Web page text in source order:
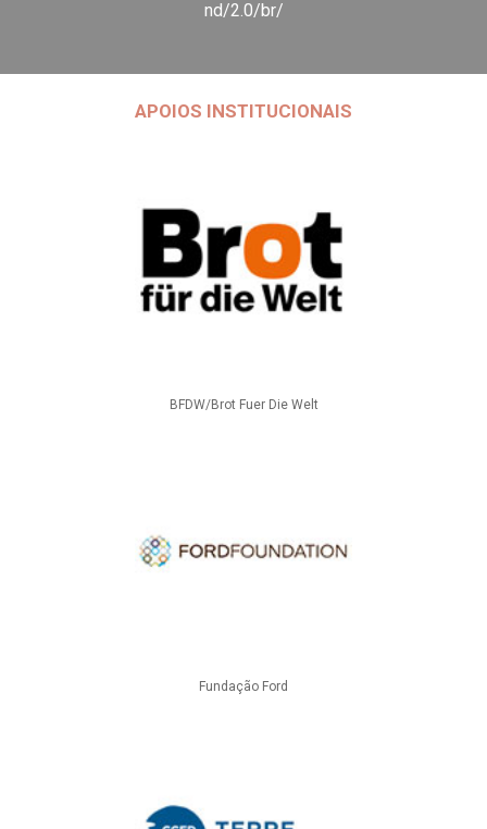
nd/2.0/br/
APOIOS INSTITUCIONAIS
BFDW/Brot Fuer Die Welt
Fundação Ford